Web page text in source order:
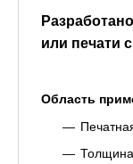
или печати
Область